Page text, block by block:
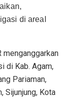
di areal
menganggarkan
di Kab. Agam,
Pariaman,
Sijunjung, Kota